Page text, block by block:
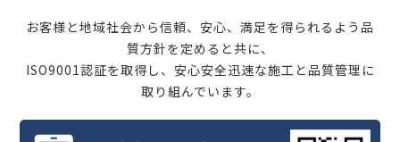
お客様と地域社会から信頼、安心、満足を得られるよう品
質方針を定めると共に、
ISO9001認証を取得し、安心安全迅速な施工と品質管理に
取り組んでいます。